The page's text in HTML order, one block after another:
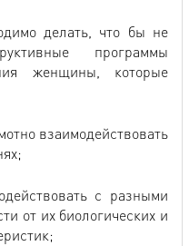
делать, что бы не
программы
женщины, которые
взаимодействовать
с разными
от их биологических и